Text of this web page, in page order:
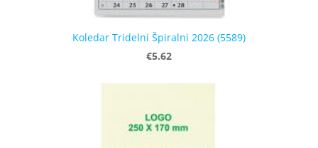
Koledar Tridelni Špiralni 2026 (5589)
€5.62